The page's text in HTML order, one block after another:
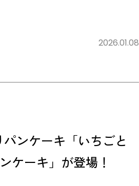
2026.01.08
パンケーキ「いちごと
ケーキ」が登場！